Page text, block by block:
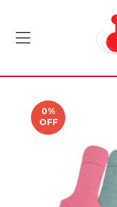
0%
OFF